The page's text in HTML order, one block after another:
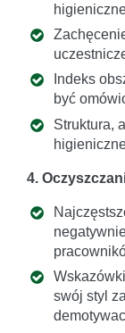
Indeks
być
Struktura,
4.
swój styl